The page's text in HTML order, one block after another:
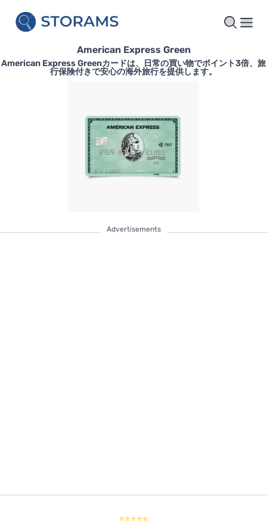
American Express Green
American Express Greenカードは、日常の買い物でポイント3倍、旅
行保険付きで安心の海外旅行を提供します。
Advertisements
⭐⭐⭐⭐⭐